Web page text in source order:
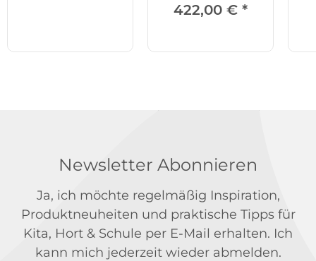
422,00 € *
Newsletter Abonnieren
Ja, ich möchte regelmäßig Inspiration,
Produktneuheiten und praktische Tipps für
Kita, Hort & Schule per E-Mail erhalten. Ich
kann mich jederzeit wieder abmelden.